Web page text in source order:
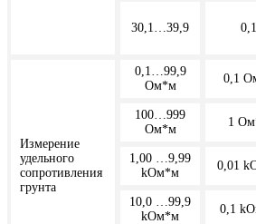
30,1…39,9 0,1
Измерение
удельного
сопротивления
грунта
0,1…99,9
Ом*м
0,1
100…999
Ом*м
1
1,00 …9,99
kОм*м
0,01
10,0 …99,9
kОм*м
0,1